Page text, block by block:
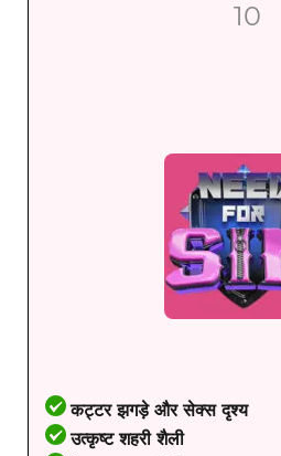
10
कट्टर झगड़े और सेक्स दृश्य
उत्कृष्ट शहरी शैली